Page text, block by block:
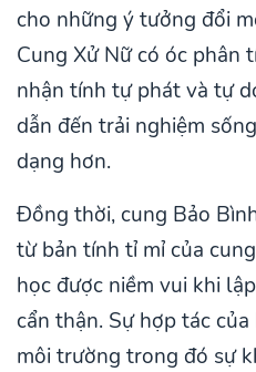
cho những ý tưởng đổi
Cung Xử Nữ có óc phân
nhận tính tự phát và tự
dẫn đến trải nghiệm
dạng hơn.
Đồng thời, cung Bảo
từ bản tính tỉ mỉ của
học được niềm vui khi
cẩn thận. Sự hợp tác
môi trường trong đó sự